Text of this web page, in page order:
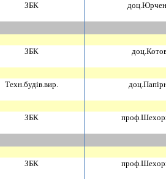
ЗБК
ЗБК
Техн.будiв.вир.
ЗБК
ЗБК